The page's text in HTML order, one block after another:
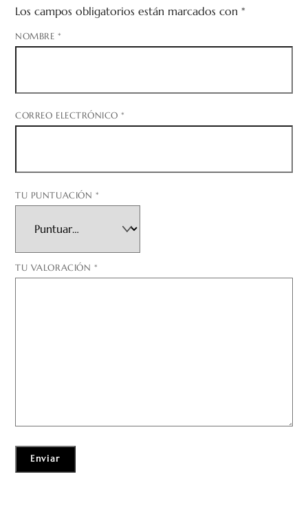
Los campos obligatorios están marcados con*
NOMBRE *
CORREO ELECTRÓNICO*
TU PUNTUACIÓN *
TU VALORACIÓN *